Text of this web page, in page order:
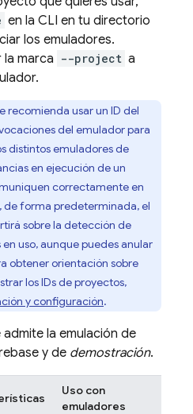
en la CLI en tu directorio
los emuladores.
la marca --project a
recomienda usar un ID del
del emulador para
distintos emuladores de
en ejecución de un
correctamente en
de forma predeterminada, el
sobre la detección de
uso, aunque puedes anular
obtener orientación sobre
los IDs de proyectos,
y configuración.
admite la emulación de
y de demostración.
Uso con
emuladores